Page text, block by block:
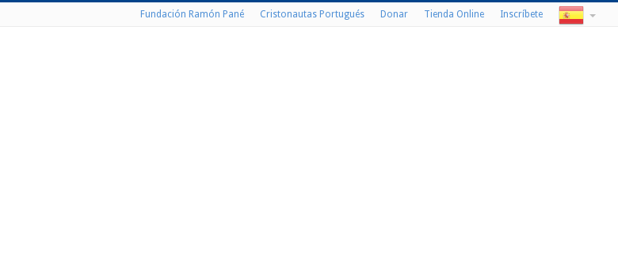
Fundación Ramón Pané Cristonautas Portugués Donar Tienda Online Inscríbete